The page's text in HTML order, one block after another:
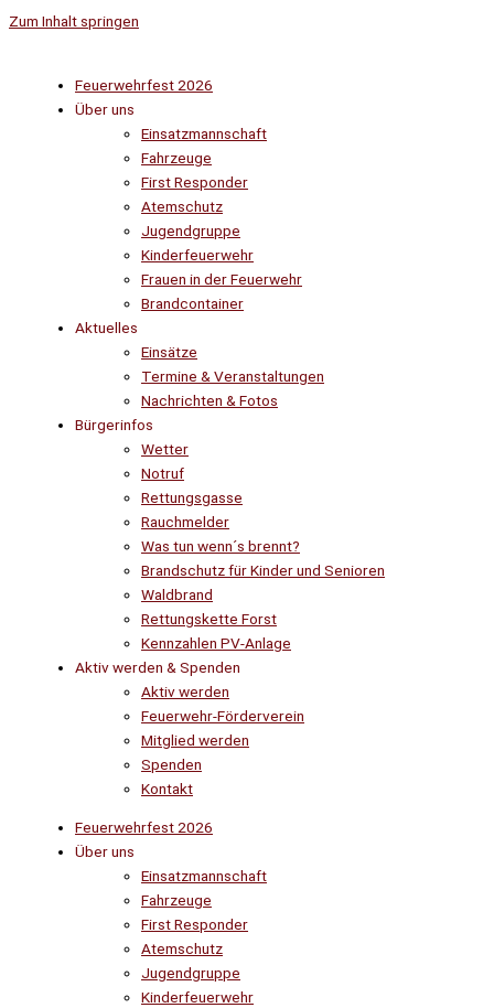
Zum Inhalt springen
Feuerwehrfest 2026
Über uns
Einsatzmannschaft
Fahrzeuge
First Responder
Atemschutz
Jugendgruppe
Kinderfeuerwehr
Frauen in der Feuerwehr
Brandcontainer
Aktuelles
Einsätze
Termine & Veranstaltungen
Nachrichten & Fotos
Bürgerinfos
Wetter
Notruf
Rettungsgasse
Rauchmelder
Was tun wenn´s brennt?
Brandschutz für Kinder und Senioren
Waldbrand
Rettungskette Forst
Kennzahlen PV-Anlage
Aktiv werden & Spenden
Aktiv werden
Feuerwehr-Förderverein
Mitglied werden
Spenden
Kontakt
Feuerwehrfest 2026
Über uns
Einsatzmannschaft
Fahrzeuge
First Responder
Atemschutz
Jugendgruppe
Kinderfeuerwehr